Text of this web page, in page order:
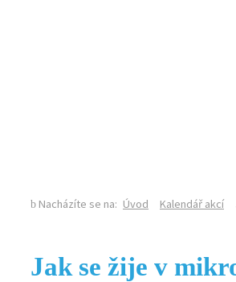
Nacházíte se na: Úvod Kalendář akcí
Jak se žije v